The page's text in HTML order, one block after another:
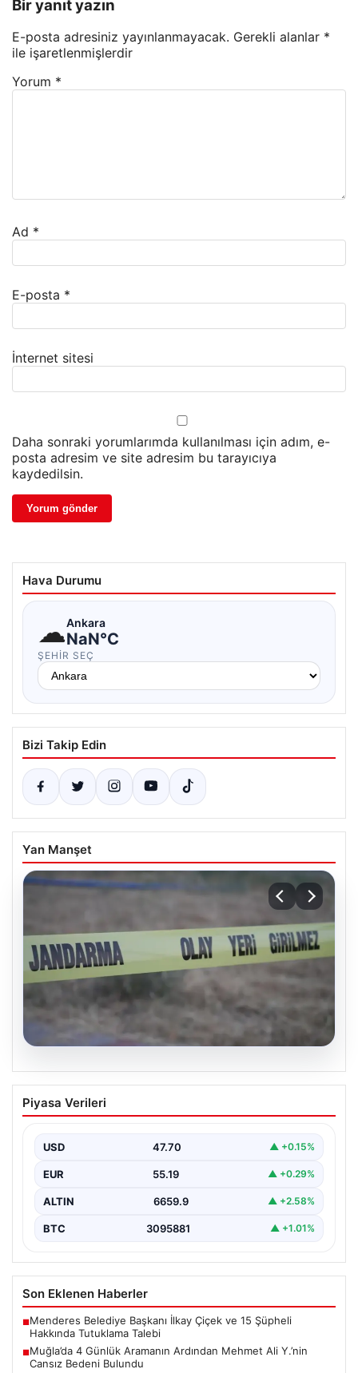
Bir yanıt yazın
E-posta adresiniz yayınlanmayacak. Gerekli alanlar *
ile işaretlenmişlerdir
Yorum *
Ad *
E-posta *
İnternet sitesi
Daha sonraki yorumlarımda kullanılması için adım, e-
posta adresim ve site adresim bu tarayıcıya
kaydedilsin.
Hava Durumu
☁Ankara
NaN°C
ŞEHIR SEÇ
Bizi Takip Edin
Yan Manşet
Muğla’da 4 Günlük Aramanın Ardından
Mehmet Ali Y.’nin Cansız Bedeni
Muğla’nın Seydikemer ilçesinde, dört gün boyunca
Piyasa Verileri
USD 47.70 ▲ +0.15%
EUR 55.19 ▲ +0.29%
ALTIN 6659.9 ▲ +2.58%
BTC 3095881 ▲ +1.01%
Son Eklenen Haberler
■Menderes Belediye Başkanı İlkay Çiçek ve 15 Şüpheli
Hakkında Tutuklama Talebi
■Muğla’da 4 Günlük Aramanın Ardından Mehmet Ali Y.’nin
Cansız Bedeni Bulundu